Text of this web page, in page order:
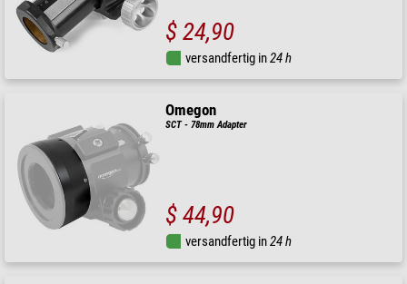
$ 24,90
versandfertig in24 h
Omegon
SCT - 78mm Adapter
$ 44,90
versandfertig in24 h